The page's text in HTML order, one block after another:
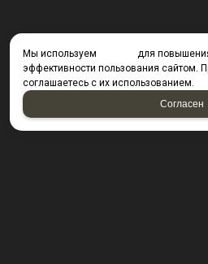
Мы используем
для
эффективности пользования сайтом.
соглашаетесь с их использованием.
Согласен